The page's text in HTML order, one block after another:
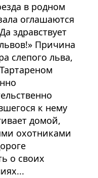
в родном
оглашаются
здравствует
Причина
слепого льва,
к нему
домой,
охотниками
о своих